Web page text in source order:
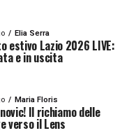
Elia Serra
estivo Lazio 2026 LIVE:
e in uscita
Maria Floris
Il richiamo delle
verso il Lens